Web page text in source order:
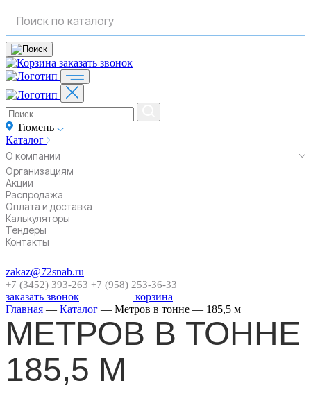
заказать звонок
Тюмень
Каталог
О компании
Организациям
Акции
Распродажа
Оплата и доставка
Калькуляторы
Тендеры
Контакты
zakaz@72snab.ru
+7 (3452) 393-263 +7 (958) 253-36-33
заказать звонок
корзина
Главная — Каталог — Метров в тонне — 185,5 м
МЕТРОВ В ТОННЕ
185,5 М